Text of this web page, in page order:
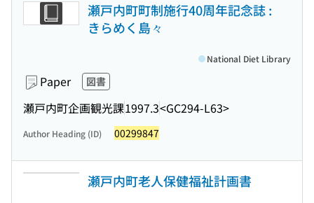
瀬戸内町町制施行40周年記念誌 :
きらめく島々
Paper 図書
瀬戸内町企画観光課1997.3<GC294-L63>
National Diet Library
Author Heading (ID) 00299847
瀬戸内町老人保健福祉計画書